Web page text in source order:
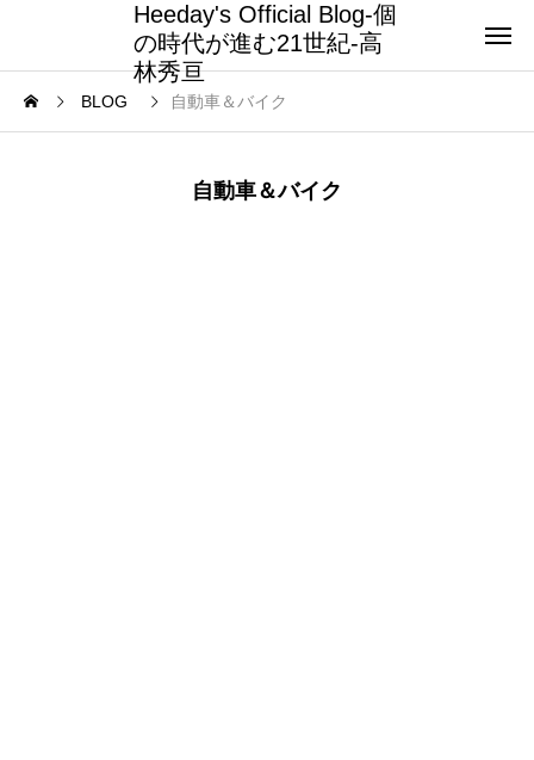
Heeday's Official Blog-個
の時代が進む21世紀-高
林秀亘
BLOG 自動車＆バイク
自動車＆バイク